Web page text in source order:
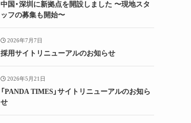
中国・深圳に新拠点を開設しました 〜現地スタ
ッフの募集も開始〜
2026年7月7日
採用サイトリニューアルのお知らせ
2026年5月21日
「PANDA TIMES」サイトリニューアルのお知ら
せ